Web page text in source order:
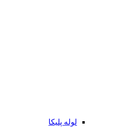
لوله پلیکا